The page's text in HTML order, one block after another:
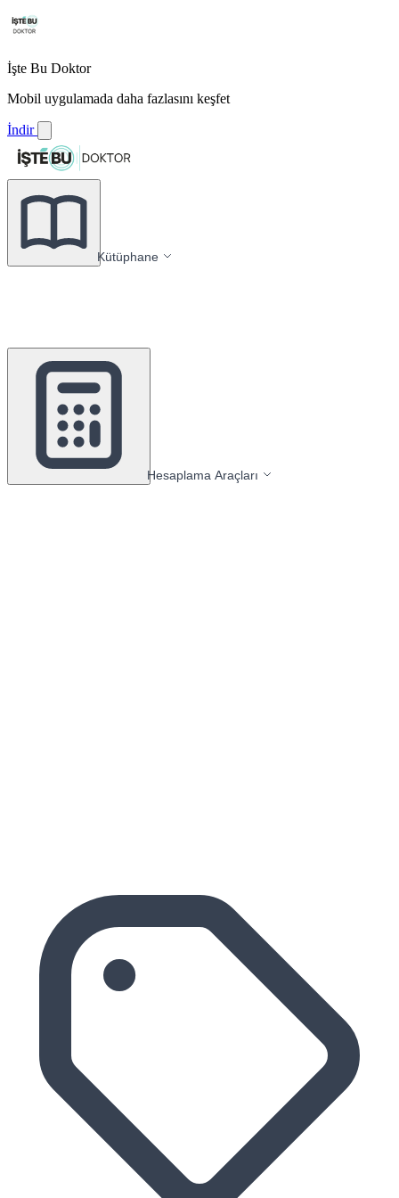
İşte Bu Doktor
Mobil uygulamada daha fazlasını keşfet
İndir
Kütüphane
Hesaplama Araçları